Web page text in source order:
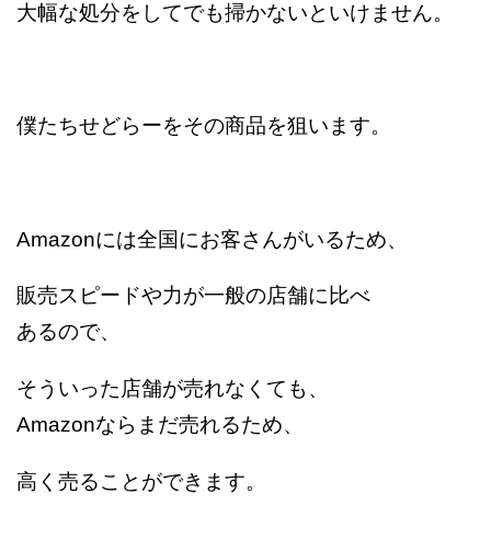
大幅な処分をしてでも掃かないといけません。
僕たちせどらーをその商品を狙います。
Amazonには全国にお客さんがいるため、
販売スピードや力が一般の店舗に比べ
あるので、
そういった店舗が売れなくても、
Amazonならまだ売れるため、
高く売ることができます。